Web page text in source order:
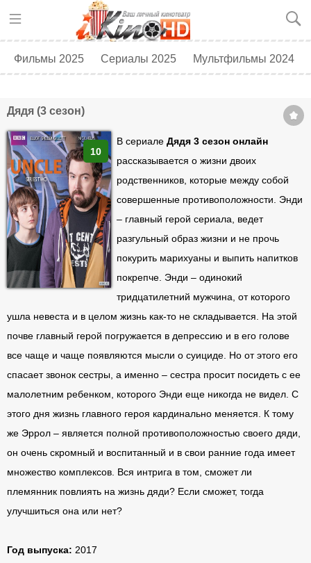
Фильмы 2025 Сериалы 2025 Мультфильмы 2024
Дядя (3 сезон)
В сериале Дядя 3 сезон онлайн
рассказывается о жизни двоих
родственников, которые между собой
совершенные противоположности. Энди
– главный герой сериала, ведет
разгульный образ жизни и не прочь
покурить марихуаны и выпить напитков
покрепче. Энди – одинокий
тридцатилетний мужчина, от которого
ушла невеста и в целом жизнь как-то не складывается. На этой
почве главный герой погружается в депрессию и в его голове
все чаще и чаще появляются мысли о суициде. Но от этого его
спасает звонок сестры, а именно – сестра просит посидеть с ее
малолетним ребенком, которого Энди еще никогда не видел. С
этого дня жизнь главного героя кардинально меняется. К тому
же Эррол – является полной противоположностью своего дяди,
он очень скромный и воспитанный и в свои ранние года имеет
множество комплексов. Вся интрига в том, сможет ли
племянник повлиять на жизнь дяди? Если сможет, тогда
улучшиться она или нет?
Год выпуска: 2017
10